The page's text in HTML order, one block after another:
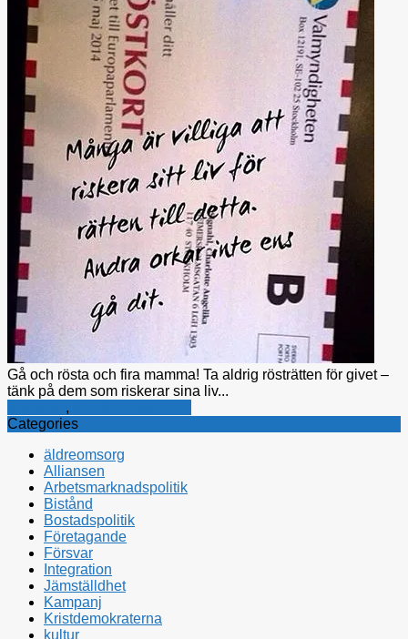
Gå och rösta och fira mamma! Ta aldrig rösträtten för givet –
tänk på dem som riskerar sina liv...
,
Categories
äldreomsorg
Alliansen
Arbetsmarknadspolitik
Bistånd
Bostadspolitik
Företagande
Försvar
Integration
Jämställdhet
Kampanj
Kristdemokraterna
kultur